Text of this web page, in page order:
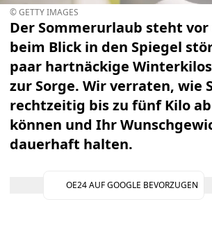
© GETTY IMAGES
Der Sommerurlaub steht vor
beim Blick in den Spiegel
paar hartnäckige
zur Sorge. Wir verraten, wie
rechtzeitig bis zu fünf Kilo
können und Ihr
dauerhaft halten.
OE24 AUF GOOGLE BEVORZUGEN